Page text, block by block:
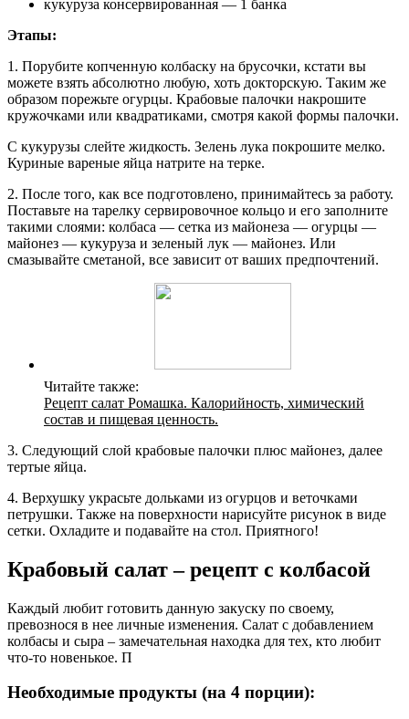
кукуруза консервированная — 1 банка
Этапы:
1. Порубите копченную колбаску на брусочки, кстати вы
можете взять абсолютно любую, хоть докторскую. Таким же
образом порежьте огурцы. Крабовые палочки накрошите
кружочками или квадратиками, смотря какой формы палочки.
С кукурузы слейте жидкость. Зелень лука покрошите мелко.
Куриные вареные яйца натрите на терке.
2. После того, как все подготовлено, принимайтесь за работу.
Поставьте на тарелку сервировочное кольцо и его заполните
такими слоями: колбаса — сетка из майонеза — огурцы —
майонез — кукуруза и зеленый лук — майонез. Или
смазывайте сметаной, все зависит от ваших предпочтений.
Читайте также:
Рецепт салат Ромашка. Калорийность, химический
состав и пищевая ценность.
3. Следующий слой крабовые палочки плюс майонез, далее
тертые яйца.
4. Верхушку украсьте дольками из огурцов и веточками
петрушки. Также на поверхности нарисуйте рисунок в виде
сетки. Охладите и подавайте на стол. Приятного!
Крабовый салат – рецепт с колбасой
Каждый любит готовить данную закуску по своему,
превознося в нее личные изменения. Салат с добавлением
колбасы и сыра – замечательная находка для тех, кто любит
что-то новенькое. П
Необходимые продукты (на 4 порции):